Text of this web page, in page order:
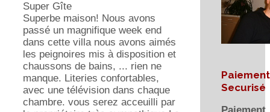
Paiement
Securisé
Super Gîte
Superbe maison! Nous avons
passé un magnifique week end
dans cette villa nous avons aimés
les peignoires mis à disposition et
chaussons de bains, ... rien ne
manque. Literies confortables,
avec une télévision dans chaque
chambre. vous serez acceuilli par